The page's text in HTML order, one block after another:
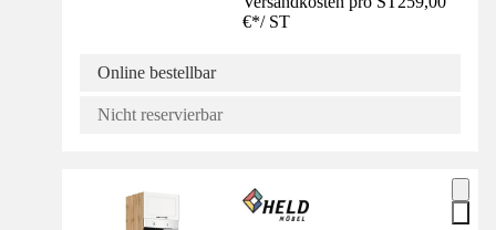
€*/ ST
Online bestellbar
Nicht reservierbar